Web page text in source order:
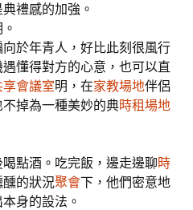
禮感的加強。
於年青人，好比此刻很風行
懂得對方的心意，也可以直
享會議室明，在家教場地伴侶
掉為一種美妙的典時租場地
點酒。吃完飯，邊走邊聊時
醺的狀況聚會下，他們密意地
身的設法。